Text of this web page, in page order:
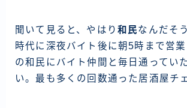
聞いて見ると、やはり 和民なんだそ
時代に深夜バイト後に朝5時まで営
の和民にバイト仲間と毎日通ってい
い。最も多くの回数通った居酒屋チ